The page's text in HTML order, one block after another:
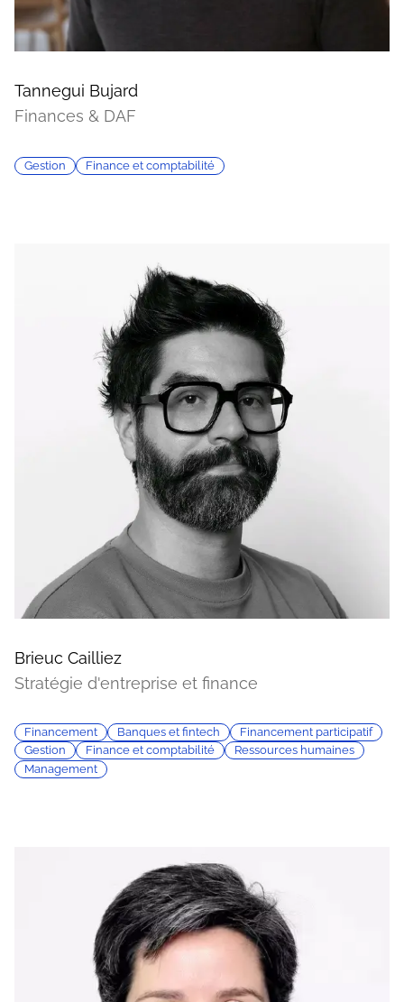
Tannegui Bujard
Finances & DAF
Gestion Finance et comptabilité
Brieuc Cailliez
Stratégie d'entreprise et finance
Financement Banques et fintech
Financement participatif
Gestion
Finance et comptabilité
Ressources humaines
Management